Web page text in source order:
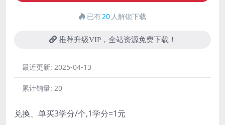
已有20 人解锁下载
推荐升级VIP，全站资源免费下载！
最近更新: 2025-04-13
累计销量: 20
兑换、单买3学分/个,1学分=1元